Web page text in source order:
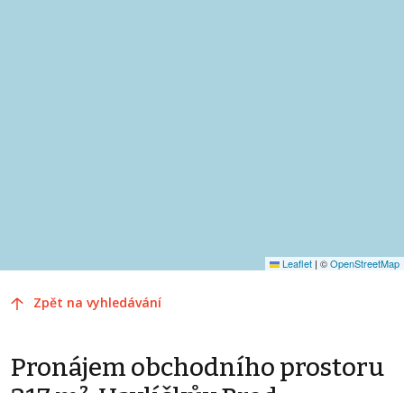
Leaflet | ©OpenStreetMap
Zpět na vyhledávání
Pronájem obchodního prostoru